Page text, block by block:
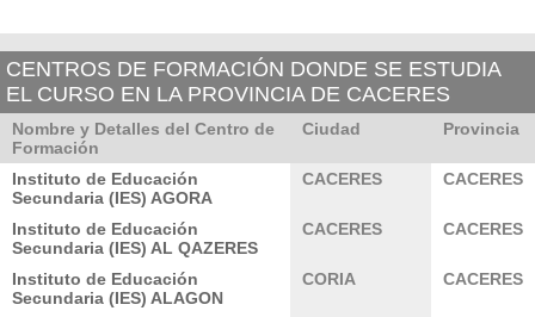
CENTROS DE FORMACIÓN DONDE SE ESTUDIA
EL CURSO EN LA PROVINCIA DE CACERES
Nombre y Detalles del Centro de
Formación
Ciudad Provincia
Instituto de Educación
Secundaria (IES) AGORA
CACERES CACERES
Instituto de Educación
Secundaria (IES) AL QAZERES
CACERES CACERES
Instituto de Educación
Secundaria (IES) ALAGON
CORIA CACERES